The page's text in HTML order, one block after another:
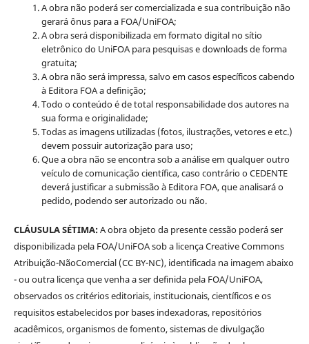
A obra não poderá ser comercializada e sua contribuição não
gerará ônus para a FOA/UniFOA;
A obra será disponibilizada em formato digital no sítio
eletrônico do UniFOA para pesquisas e downloads de forma
gratuita;
A obra não será impressa, salvo em casos específicos cabendo
à Editora FOA a definição;
Todo o conteúdo é de total responsabilidade dos autores na
sua forma e originalidade;
Todas as imagens utilizadas (fotos, ilustrações, vetores e etc.)
devem possuir autorização para uso;
Que a obra não se encontra sob a análise em qualquer outro
veículo de comunicação científica, caso contrário o CEDENTE
deverá justificar a submissão à Editora FOA, que analisará o
pedido, podendo ser autorizado ou não.
CLÁUSULA SÉTIMA:A obra objeto da presente cessão poderá ser
disponibilizada pela FOA/UniFOA sob a licença Creative Commons
Atribuição-NãoComercial (CC BY-NC), identificada na imagem abaixo
- ou outra licença que venha a ser definida pela FOA/UniFOA,
observados os critérios editoriais, institucionais, científicos e os
requisitos estabelecidos por bases indexadoras, repositórios
acadêmicos, organismos de fomento, sistemas de divulgação